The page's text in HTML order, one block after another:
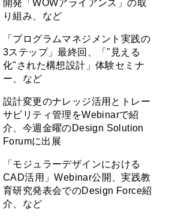
開発「WOWアライアンス」の取
り組み、など
「プログラムマネジメント実践の
3ステップ」最終回、「"見える
化"された構想設計」体験セミナ
ー、など
設計変更のナレッジ活用とトレー
サビリティ管理をWebinarで紹
介、今週金曜のDesign Solution
Forumに出展
「モジュラーデザインにおける
CAD活用」Webinar公開、実践教
育研究発表会でのDesign Force紹
介、など